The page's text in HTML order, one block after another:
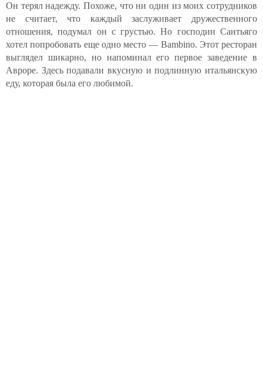
Он терял надежду. Похоже, что ни один из моих сотрудников
не считает, что каждый заслуживает дружественного
отношения, подумал он с грустью. Но господин Сантьяго
хотел попробовать еще одно место — Bambino. Этот ресторан
выглядел шикарно, но напоминал его первое заведение в
Авроре. Здесь подавали вкусную и подлинную итальянскую
еду, которая была его любимой.